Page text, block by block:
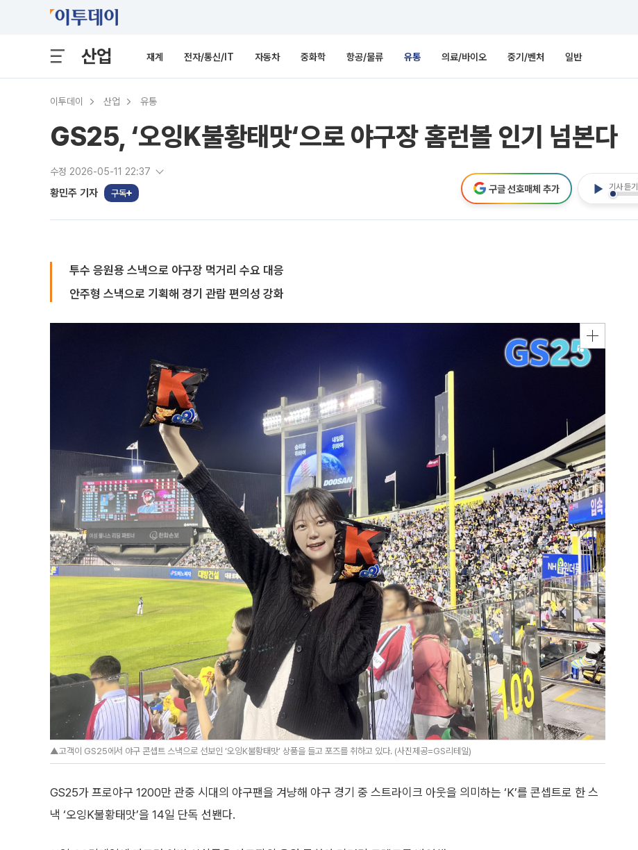
산업 재계 전자/통신/IT 자동차 중화학 항공/물류 유통 의료/바이오 중기/벤처 일반
이투데이 산업 유통
GS25, ‘오잉K불황태맛‘으로 야구장 홈런볼 인기 넘본다
수정 2026-05-11 22:37
황민주 기자 구독
기사 듣기
구글 선호매체 추가
투수 응원용 스낵으로 야구장 먹거리 수요 대응
안주형 스낵으로 기획해 경기 관람 편의성 강화
▲고객이 GS25에서 야구 콘셉트 스낵으로 선보인 ‘오잉K불황태맛’ 상품을 들고 포즈를 취하고 있다. (사진제공=GS리테일)
GS25가 프로야구 1200만 관중 시대의 야구팬을 겨냥해 야구 경기 중 스트라이크 아웃을 의미하는 ‘K’를 콘셉트로 한 스
낵 ‘오잉K불황태맛’을 14일 단독 선봰다.